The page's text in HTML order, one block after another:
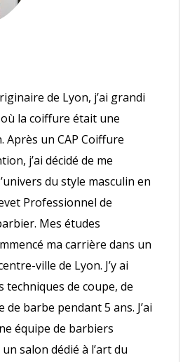
de Lyon, j’ai grandi
la coiffure était une
Après un CAP Coiffure
j’ai décidé de me
du style masculin en
Professionnel de
Mes études
ma carrière dans un
ville de Lyon. J’y ai
techniques de coupe, de
de barbe pendant 5 ans. J’ai
équipe de barbiers
salon dédié à l’art du